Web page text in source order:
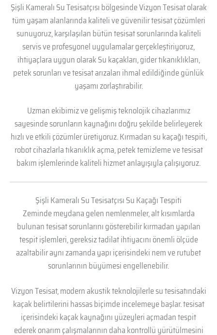
Şişli Kameralı Su Tesisatçısı bölgesinde Vizyon Tesisat olarak
tüm yaşam alanlarında kaliteli ve güvenilir tesisat çözümleri
sunuyoruz, karşılaşılan bütün tesisat sorunlarında kaliteli
servis ve profesyonel uygulamalar gerçekleştiriyoruz,
ihtiyaçlara uygun olarak Su kaçakları, gider tıkanıklıkları,
petek sorunları ve tesisat arızaları ihmal edildiğinde günlük
yaşamı zorlaştırabilir.
Uzman ekibimiz ve gelişmiş teknolojik cihazlarımız
sayesinde sorunların kaynağını doğru şekilde belirleyerek
hızlı ve etkili çözümler üretiyoruz. Kırmadan su kaçağı tespiti,
robot cihazlarla tıkanıklık açma, petek temizleme ve tesisat
bakım işlemlerinde kaliteli hizmet anlayışıyla çalışıyoruz.
Şişli Kameralı Su Tesisatçısı Su Kaçağı Tespiti
Zeminde meydana gelen nemlenmeler, alt kısımlarda
bulunan tesisat sorunlarını gösterebilir kırmadan yapılan
tespit işlemleri, gereksiz tadilat ihtiyacını önemli ölçüde
azaltabilir aynı zamanda yapı içerisindeki nem ve rutubet
sorunlarının büyümesi engellenebilir.
Vizyon Tesisat, modern akustik teknolojilerle su tesisatındaki
kaçak belirtilerini hassas biçimde incelemeye başlar. tesisat
içerisindeki kaçak kaynağını yüzeyleri açmadan tespit
ederek onarım çalışmalarının daha kontrollü yürütülmesini